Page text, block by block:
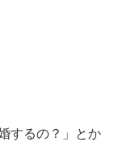
するの？」とか